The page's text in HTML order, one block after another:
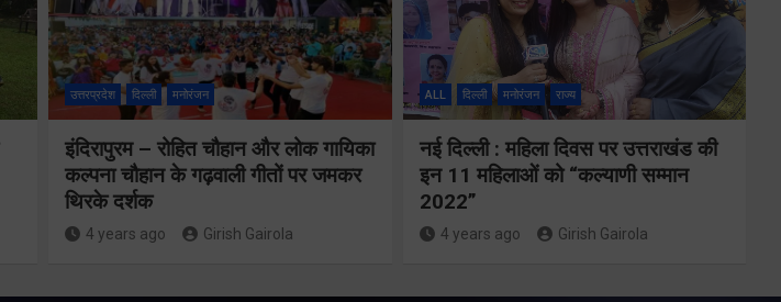
उत्तरप्रदेश दिल्ली मनोरंजन
इंदिरापुरम – रोहित चौहान और लोक गायिका
कल्पना चौहान के गढ़वाली गीतों पर जमकर
थिरके दर्शक
4 years ago Girish Gairola
ALL दिल्ली मनोरंजन राज्य
नई दिल्ली : महिला दिवस पर उत्तराखंड की
इन 11 महिलाओं को “कल्याणी सम्मान
2022”
4 years ago Girish Gairola
श्रद्धा, सुरक्षा और
सुगमता के
उत्कृष्ट समन्वय
से सफलतापूर्वक
कांवड़ यात्रा
मुख्यमंत्री ने
प्रदान की विभिन्न
विकास योजनाओं
के लिए 1967
करोड़ की वित्तीय
स्वीकृति